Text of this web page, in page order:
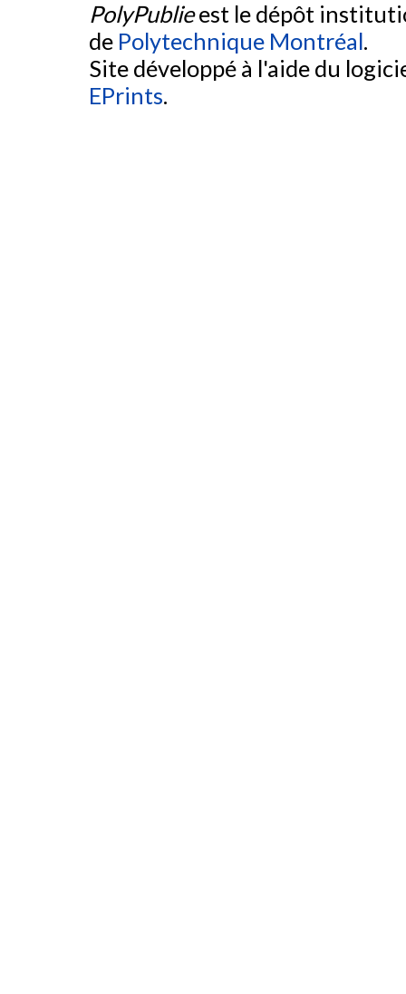
PolyPublieest le dépôt
de Polytechnique Montréal.
Site développé à l'aide du
EPrints.